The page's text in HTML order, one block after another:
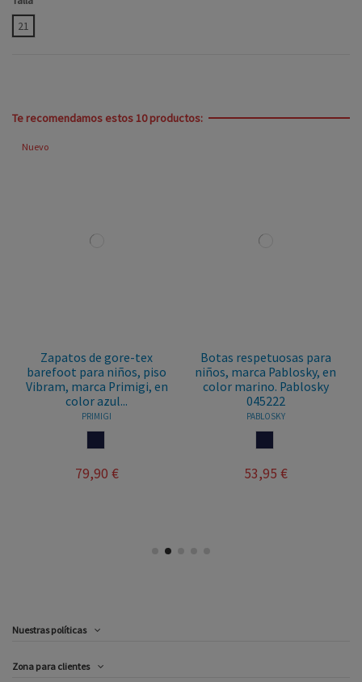
21
Te recomendamos estos 10 productos:
Nuevo
Zapatos de gore-tex
barefoot para niños, piso
Vibram, marca Primigi, en
color azul...
PRIMIGI
79,90 €
Botas respetuosas para
niños, marca Pablosky, en
color marino. Pablosky
045222
PABLOSKY
53,95 €
Nuestras políticas
Zona para clientes